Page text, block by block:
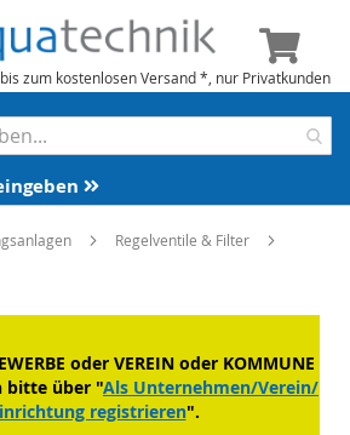
zum kostenlosen Versand *, nur Privatkunden
Mein
Regelventile & Filter
oder VEREIN oder KOMMUNE
bitte über "Als Unternehmen/Verein/
registrieren".